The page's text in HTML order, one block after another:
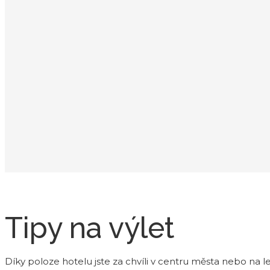
Tipy na výlet
Díky poloze hotelu jste za chvíli v centru města nebo na